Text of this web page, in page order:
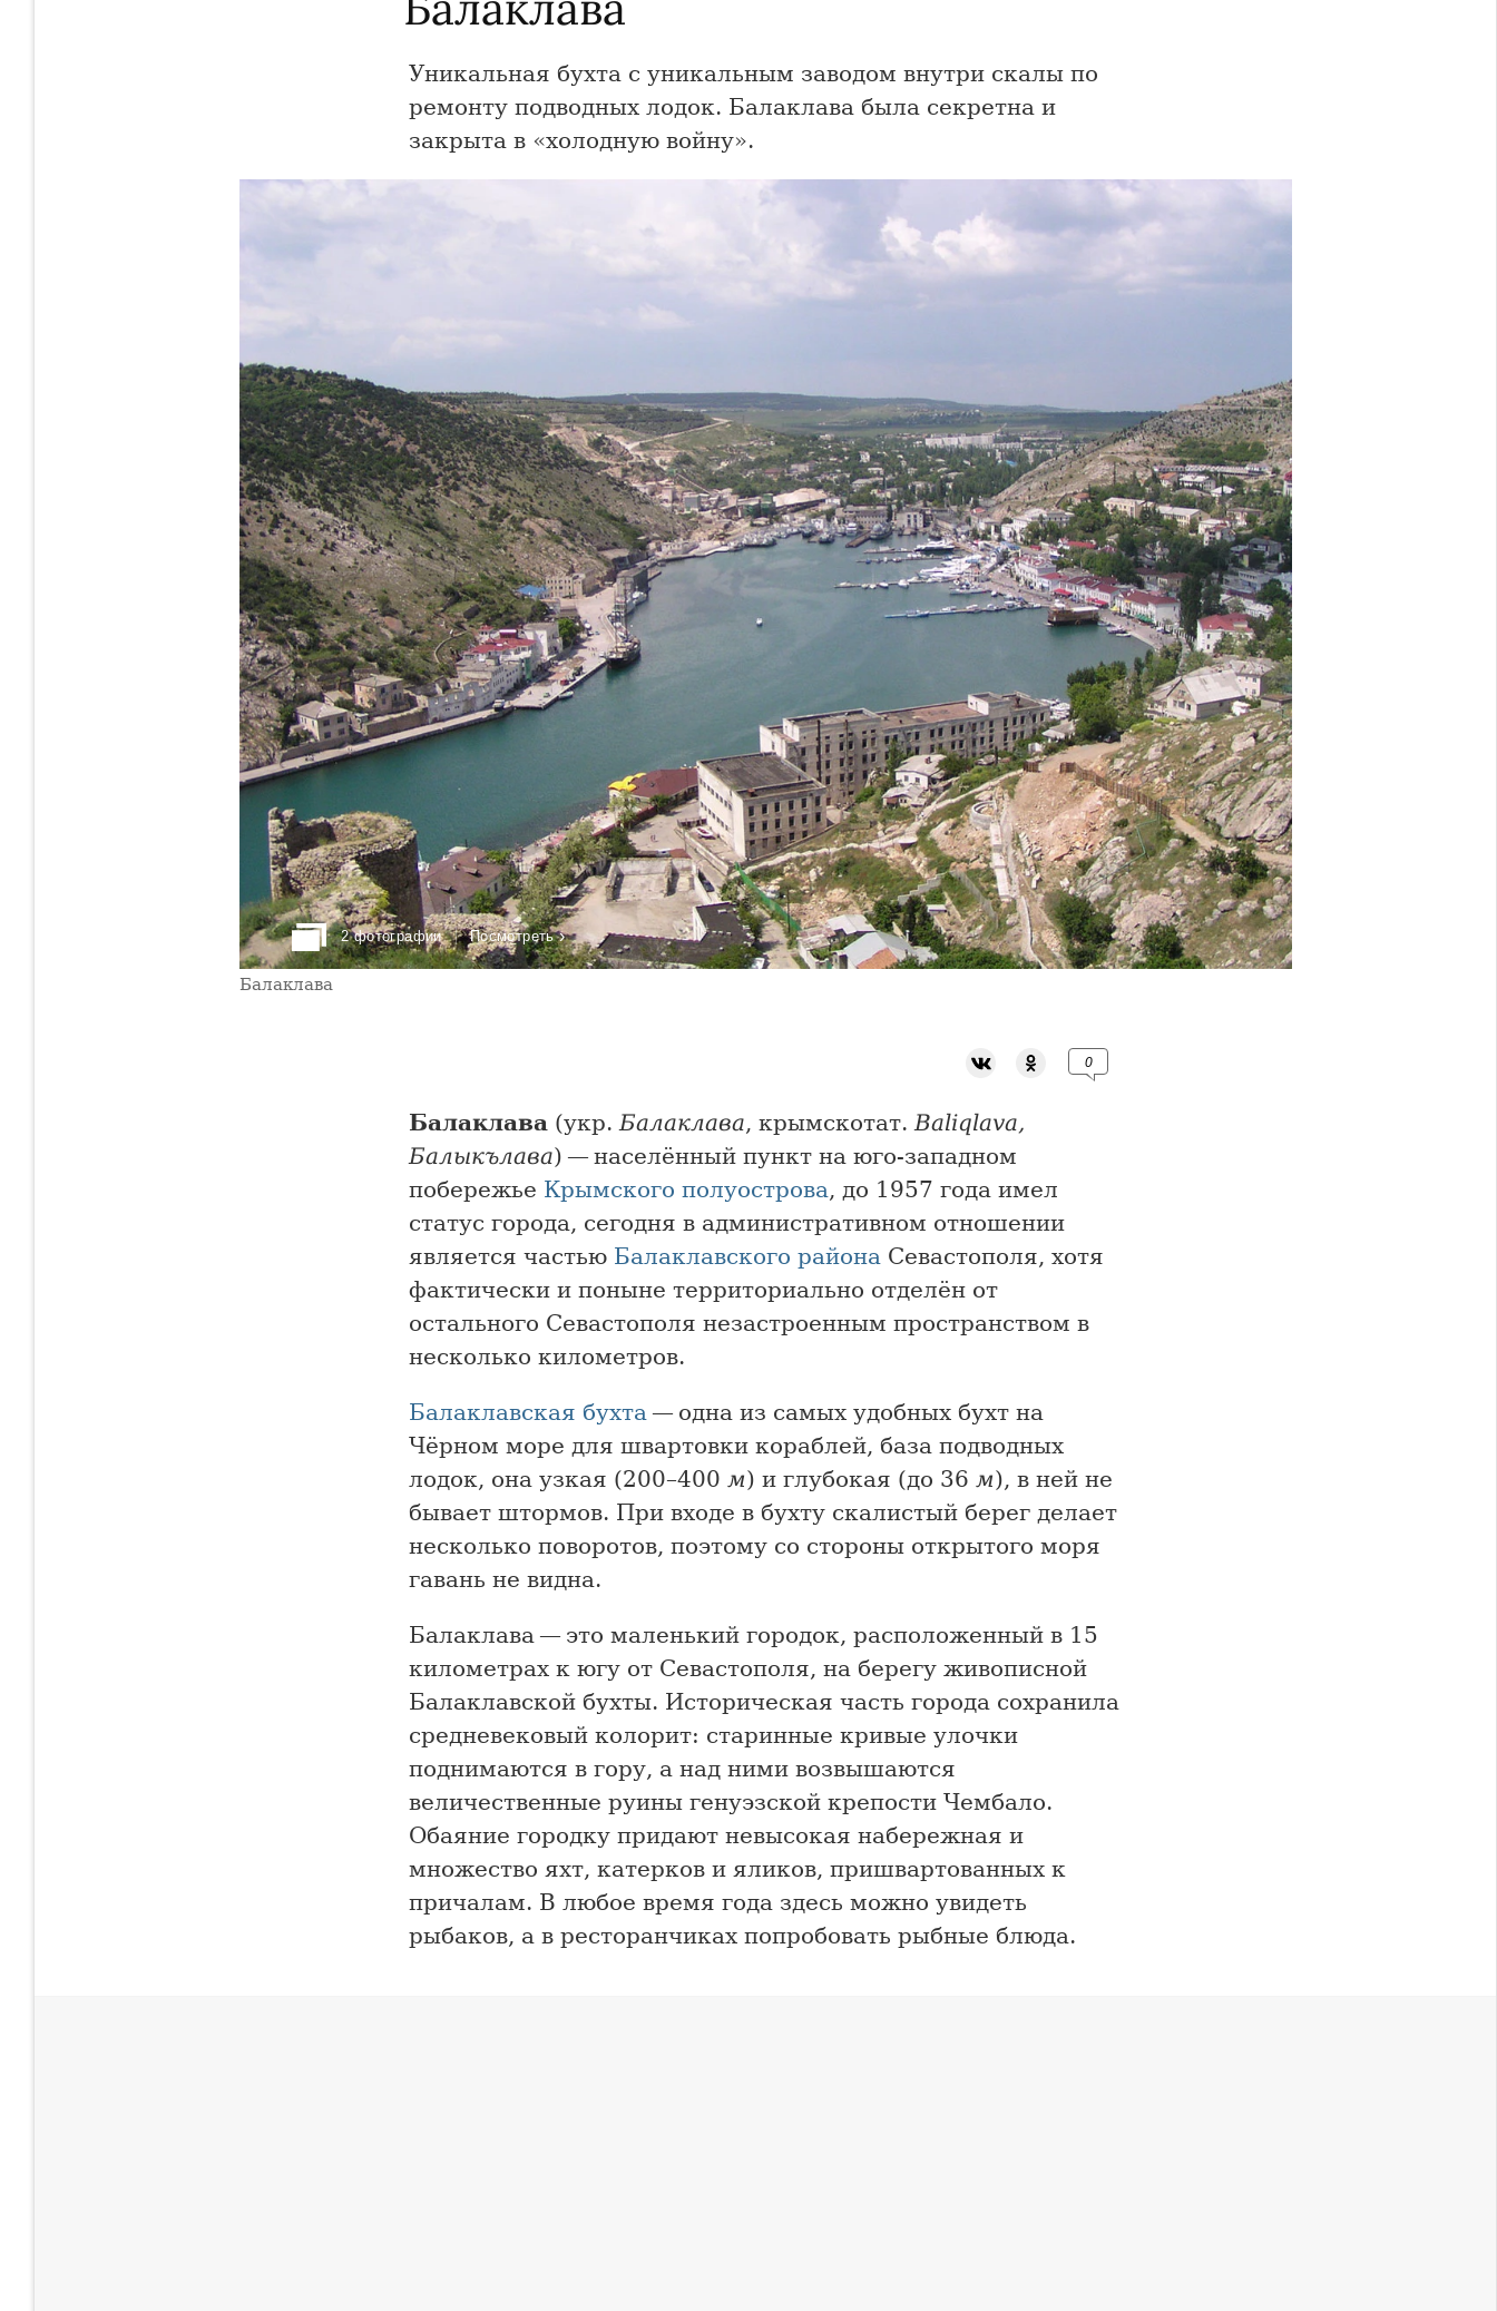
Уникальная бухта с уникальным заводом внутри скалы по
ремонту подводных лодок. Балаклава была секретна и
закрыта в «холодную войну».
2 фотографии Посмотреть ›
Балаклава
0
Балаклава (укр.Балаклава, крымскотат.Baliqlava,
Балыкълава) — населённый пункт на юго-западном
побережье Крымского полуострова, до 1957 года имел
статус города, сегодня в административном отношении
является частью Балаклавского района Севастополя, хотя
фактически и поныне территориально отделён от
остального Севастополя незастроенным пространством в
несколько километров.
Балаклавская бухта— одна из самых удобных бухт на
Чёрном море для швартовки кораблей, база подводных
лодок, она узкая (200–400 м) и глубокая (до 36 м), в ней не
бывает штормов. При входе в бухту скалистый берег делает
несколько поворотов, поэтому со стороны открытого моря
гавань не видна.
Балаклава — это маленький городок, расположенный в 15
километрах к югу от Севастополя, на берегу живописной
Балаклавской бухты. Историческая часть города сохранила
средневековый колорит: старинные кривые улочки
поднимаются в гору, а над ними возвышаются
величественные руины генуэзской крепости Чембало.
Обаяние городку придают невысокая набережная и
множество яхт, катерков и яликов, пришвартованных к
причалам. В любое время года здесь можно увидеть
рыбаков, а в ресторанчиках попробовать рыбные блюда.